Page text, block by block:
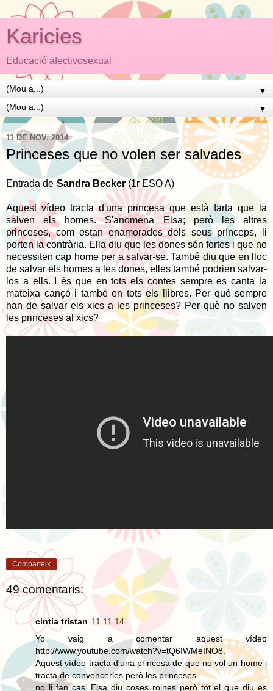
Karicies
Educació afectivosexual
▼
▼
11 DE NOV. 2014
Princeses que no volen ser salvades
Entrada de Sandra Becker (1r ESO A)
Aquest vídeo tracta d'una princesa que està farta que la
salven els homes. S'anomena Elsa; però les altres
princeses, com estan enamorades dels seus prínceps, li
porten la contrària. Ella diu que les dones són fortes i que no
necessiten cap home per a salvar-se. També diu que en lloc
de salvar els homes a les dones, elles també podrien salvar-
los a ells. I és que en tots els contes sempre es canta la
mateixa cançó i també en tots els llibres. Per què sempre
han de salvar els xics a les princeses? Per què no salven
les princeses al xics?
Comparteix
49 comentaris:
cintia tristan 11.11.14
Yo vaig a comentar aquest vídeo
http://www.youtube.com/watch?v=tQ6IWMeINO8.
Aquest vídeo tracta d'una princesa de que no vol un home i
tracta de convencerles però les princeses
no li fan cas. Elsa diu coses roines però tot el que diu es